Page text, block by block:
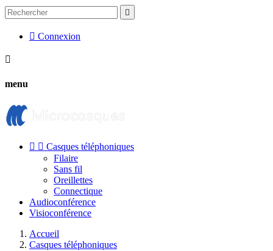

 Connexion

menu
  Casques téléphoniques
Filaire
Sans fil
Oreillettes
Connectique
Audioconférence
Visioconférence
Accueil
Casques téléphoniques